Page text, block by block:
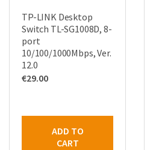
TP-LINK Desktop
Switch TL-SG1008D, 8-
port
10/100/1000Mbps, Ver.
12.0
€29.00
ADD TO
CART